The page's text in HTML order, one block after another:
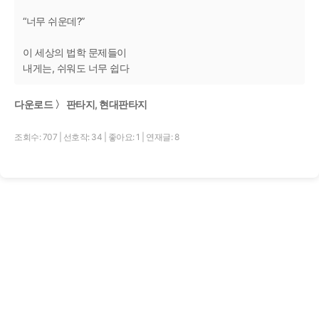
“너무 쉬운데?”
이 세상의 법학 문제들이
내게는, 쉬워도 너무 쉽다
다운로드 〉 판타지, 현대판타지
조회수: 707 선호작: 34 좋아요: 1 연재글: 8